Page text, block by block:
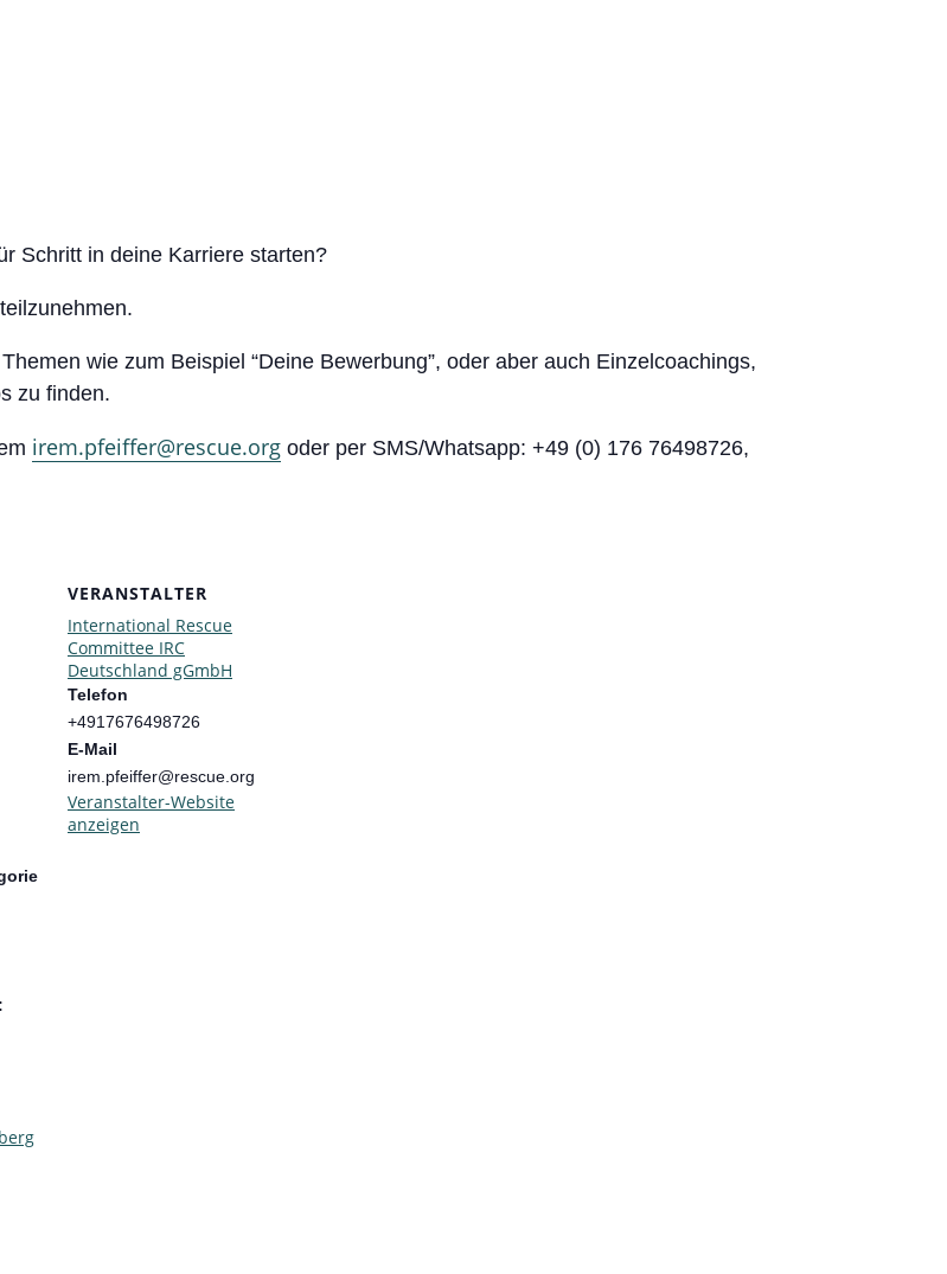
Schritt in deine Karriere starten?
wie zum Beispiel “Deine Bewerbung”, oder aber auch Einzelcoachings,
zu finden.
irem.pfeiffer@rescue.org oder per SMS/Whatsapp: +49 (0) 176 76498726,
VERANSTALTER
International Rescue
Committee IRC
Deutschland gGmbH
Telefon
+4917676498726
E-Mail
irem.pfeiffer@rescue.org
Veranstalter-Website
anzeigen